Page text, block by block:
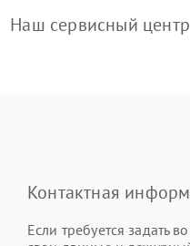
Наш сервисный
Контактная
Если требуется задать